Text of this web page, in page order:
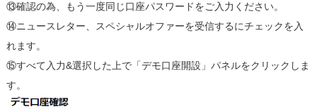
⑬確認の為、もう一度同じ口座パスワードをご入力ください。
⑭ニュースレター、スペシャルオファーを受信するにチェックを入
れます。
⑮すべて入力&選択した上で「デモ口座開設」パネルをクリックしま
す。